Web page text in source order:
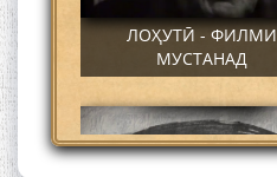
ЛОҲУТӢ - ФИЛМИ
МУСТАНАД